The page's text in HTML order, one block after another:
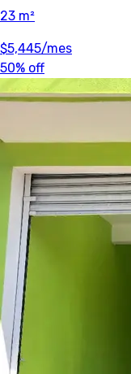
23 m²
$5,445/mes
50% off